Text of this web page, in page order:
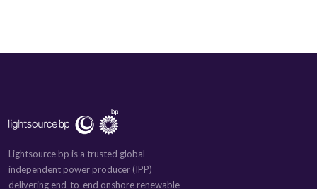
Lightsource bp is a trusted global
independent power producer (IPP)
delivering end-to-end onshore renewable